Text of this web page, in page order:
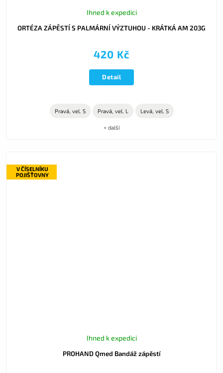
ORTÉZA ZÁPĚSTÍ S PALMÁRNÍ VÝZTUHOU - KRÁTKÁ AM 203G
Ihned k expedici
420 Kč
Detail
Pravá, vel. S Pravá, vel. L Levá, vel. S
+ další
V ČÍSELNÍKU
POJIŠŤOVNY
PROHAND Qmed Bandáž zápěstí
Ihned k expedici